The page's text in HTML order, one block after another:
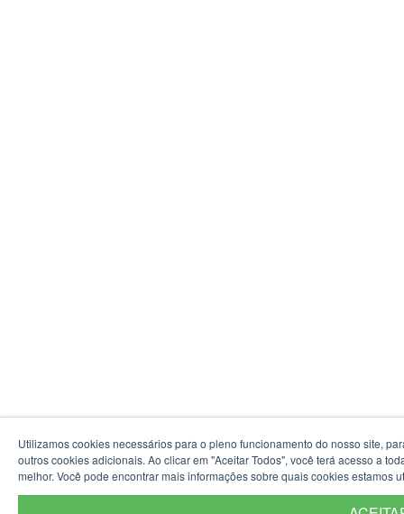
Utilizamos cookies necessários para o pleno funcionamento do nosso site,
outros cookies adicionais. Ao clicar em "Aceitar Todos", você terá acesso a
melhor. Você pode encontrar mais informações sobre quais cookies estamos